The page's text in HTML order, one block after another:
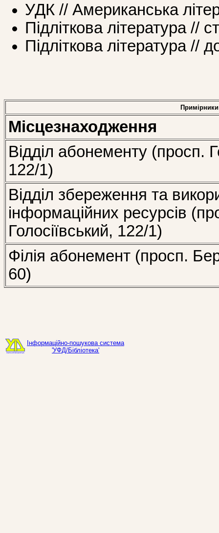
УДК // Американська
Підліткова література //
Підліткова література //
Примірники
Місцезнаходження
Відділ абонементу (просп.
122/1)
Відділ збереження та
інформаційних ресурсів
Голосіївський, 122/1)
Філія абонемент (просп.
60)
Інформаційно-пошукова система
'УФД/Бібліотека'